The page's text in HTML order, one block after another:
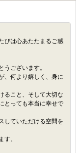
びは心あたたまるご感
うございます。
、何より嬉しく、身に
ること、そして大切な
とっても本当に幸せで
していただける空間を
す。